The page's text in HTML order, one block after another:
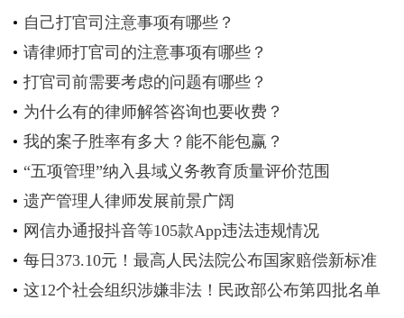
自己打官司注意事项有哪些？
请律师打官司的注意事项有哪些？
打官司前需要考虑的问题有哪些？
为什么有的律师解答咨询也要收费？
我的案子胜率有多大？能不能包赢？
“五项管理”纳入县域义务教育质量评价范围
遗产管理人律师发展前景广阔
网信办通报抖音等105款App违法违规情况
每日373.10元！最高人民法院公布国家赔偿新标准
这12个社会组织涉嫌非法！民政部公布第四批名单